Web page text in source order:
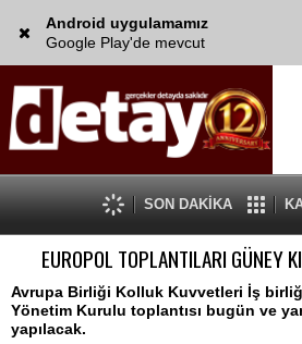
Android uygulamamız
Google Play'de mevcut
SON DAKİKA
EUROPOL TOPLANTILARI GÜNEY
Avrupa Birliği Kolluk Kuvvetleri İş
Yönetim Kurulu toplantısı bugün ve
yapılacak.